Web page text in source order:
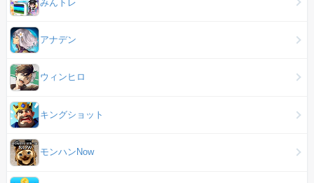
アナデン
ウィンヒロ
キングショット
モンハンNow